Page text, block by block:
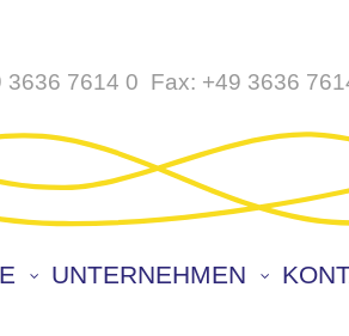
3636 7614 0 Fax: +49 3636
UNTERNEHMEN